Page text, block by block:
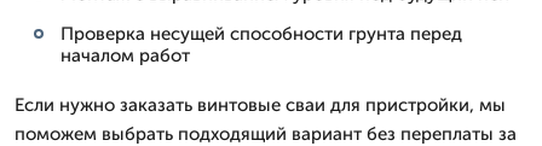
Проверка несущей способности грунта перед
началом работ
Если нужно заказать винтовые сваи для пристройки, мы
поможем выбрать подходящий вариант без переплаты за